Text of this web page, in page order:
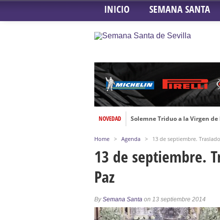
INICIO SEMANA SANTA
NOVEDAD
Solemne Triduo a la Virgen
Solemne y devoto
Gitanos: Besamanos del Señor
Home > Agenda > 13 de septiembre.
13 de septiembre.
Paz
BySemana Santa on 13 septiembre 2014